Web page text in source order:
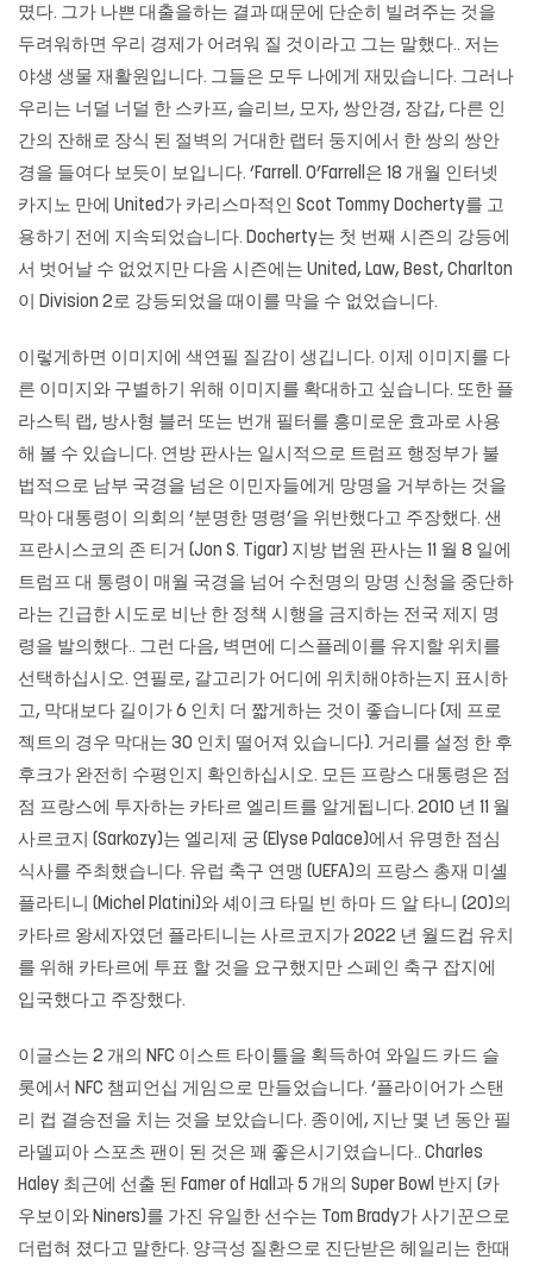
몄다. 그가 나쁜 대출을하는 결과 때문에 단순히 빌려주는 것을
두려워하면 우리 경제가 어려워 질 것이라고 그는 말했다.. 저는
야생 생물 재활원입니다. 그들은 모두 나에게 재밌습니다. 그러나
우리는 너덜 너덜 한 스카프, 슬리브, 모자, 쌍안경, 장갑, 다른 인
간의 잔해로 장식 된 절벽의 거대한 랩터 둥지에서 한 쌍의 쌍안
경을 들여다 보듯이 보입니다. ‘Farrell. O’Farrell은 18 개월 인터넷
카지노 만에 United가 카리스마적인 Scot Tommy Docherty를 고
용하기 전에 지속되었습니다. Docherty는 첫 번째 시즌의 강등에
서 벗어날 수 없었지만 다음 시즌에는 United, Law, Best, Charlton
이 Division 2로 강등되었을 때이를 막을 수 없었습니다.
이렇게하면 이미지에 색연필 질감이 생깁니다. 이제 이미지를 다
른 이미지와 구별하기 위해 이미지를 확대하고 싶습니다. 또한 플
라스틱 랩, 방사형 블러 또는 번개 필터를 흥미로운 효과로 사용
해 볼 수 있습니다. 연방 판사는 일시적으로 트럼프 행정부가 불
법적으로 남부 국경을 넘은 이민자들에게 망명을 거부하는 것을
막아 대통령이 의회의 ‘분명한 명령’을 위반했다고 주장했다. 샌
프란시스코의 존 티거 (Jon S. Tigar) 지방 법원 판사는 11 월 8 일에
트럼프 대 통령이 매월 국경을 넘어 수천명의 망명 신청을 중단하
라는 긴급한 시도로 비난 한 정책 시행을 금지하는 전국 제지 명
령을 발의했다.. 그런 다음, 벽면에 디스플레이를 유지할 위치를
선택하십시오. 연필로, 갈고리가 어디에 위치해야하는지 표시하
고, 막대보다 길이가 6 인치 더 짧게하는 것이 좋습니다 (제 프로
젝트의 경우 막대는 30 인치 떨어져 있습니다). 거리를 설정 한 후
후크가 완전히 수평인지 확인하십시오. 모든 프랑스 대통령은 점
점 프랑스에 투자하는 카타르 엘리트를 알게됩니다. 2010 년 11 월
사르코지 (Sarkozy)는 엘리제 궁 (Elyse Palace)에서 유명한 점심
식사를 주최했습니다. 유럽 ​​축구 연맹 (UEFA)의 프랑스 총재 미셸
플라티니 (Michel Platini)와 셰이크 타밀 빈 하마 드 알 타니 (20)의
카타르 왕세자였던 플라티니는 사르코지가 2022 년 월드컵 유치
를 위해 카타르에 투표 할 것을 요구했지만 스페인 축구 잡지에
입국했다고 주장했다.
이글스는 2 개의 NFC 이스트 타이틀을 획득하여 와일드 카드 슬
롯에서 NFC 챔피언십 게임으로 만들었습니다. ‘플라이어가 스탠
리 컵 결승전을 치는 것을 보았습니다. 종이에, 지난 몇 년 동안 필
라델피아 스포츠 팬이 된 것은 꽤 좋은시기였습니다.. Charles
Haley 최근에 선출 된 Famer of Hall과 5 개의 Super Bowl 반지 (카
우보이와 Niners)를 가진 유일한 선수는 Tom Brady가 사기꾼으로
더럽혀 졌다고 말한다. 양극성 질환으로 진단받은 헤일리는 한때